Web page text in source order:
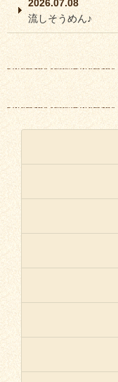
2026.07.08
流しそうめん♪